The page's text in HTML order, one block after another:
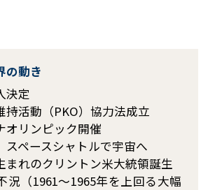
の動き
決定
持活動（PKO）協力法成立
オリンピック開催
スペースシャトルで宇宙へ
まれのクリントン米大統領誕生
況（1961～1965年を上回る大幅